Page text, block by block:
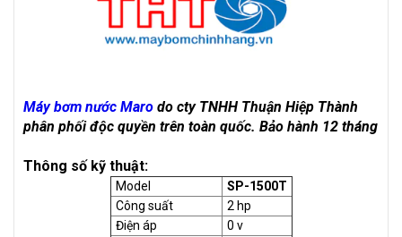
Máy bơm nước Maro do cty TNHH Thuận Hiệp Thành
phân phối độc quyền trên toàn quốc. Bảo hành 12 tháng
Thông số kỹ thuật:
Model
SP-1500T
Công suất
2 hp
Điện áp
0 v